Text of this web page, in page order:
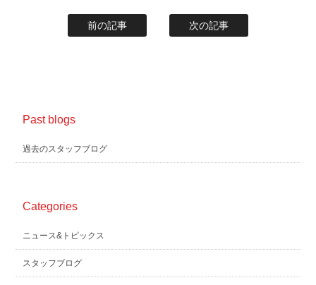
前の記事 次の記事
Past blogs
過去のスタッフブログ
Categories
ニュース&トピックス
スタッフブログ